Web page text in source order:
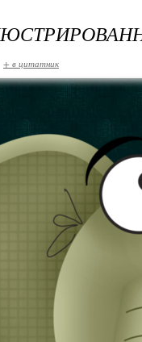
+ в цитатник